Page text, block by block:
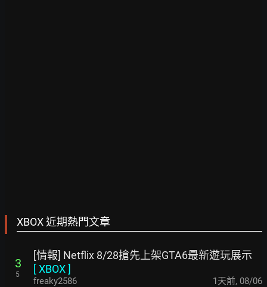
XBOX 近期熱門文章
3
5
[情報] Netflix 8/28搶先上架GTA6最新遊玩展示
[XBOX]
freaky2586 1天前, 08/06